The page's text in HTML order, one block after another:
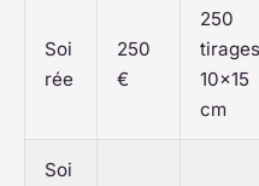
Soi
rée
250
€
250
tirages
10×15
cm
Soi